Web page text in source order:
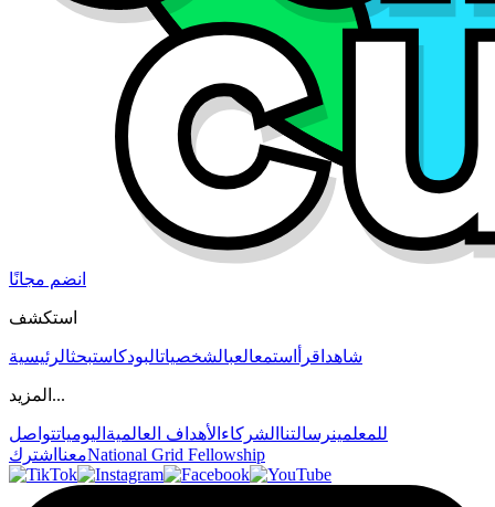
انضم مجانًا
استكشف
شاهد اقرأ استمعالعبالشخصياتالبودكاستبحثالرئيسية
المزيد...
للمعلمينرسالتنا الشركاء الأهداف العالمية اليومياتتواصل
معنا اشترك National Grid Fellowship